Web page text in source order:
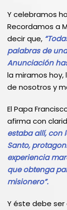
Y celebramos
Recordamos a
decir que,
palabras de
Anunciación
la miramos
de nosotros y
El Papa
afirma con
estaba allí, con
Santo,
experiencia
que obtenga
misionero”.
Y éste debe